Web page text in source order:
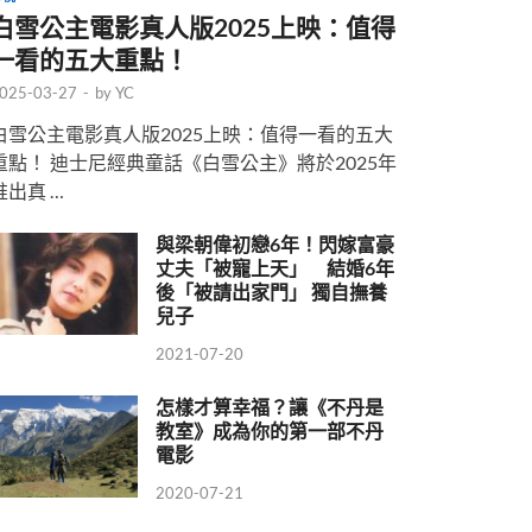
雪公主電影真人版2025上映：值得
看的五大重點！
03-27 - byYC
雪公主電影真人版2025上映：值得一看的五大
點！ 迪士尼經典童話《白雪公主》將於2025年
出真 …
與梁朝偉初戀6年！閃嫁富豪
丈夫「被寵上天」 結婚6年
後「被請出家門」 獨自撫養
兒子
2021-07-20
怎樣才算幸福？讓《不丹是
教室》成為你的第一部不丹
電影
2020-07-21